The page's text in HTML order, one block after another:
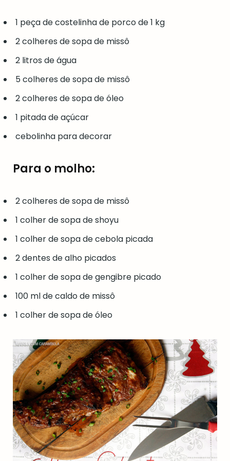
1 peça de costelinha de porco de 1 kg
2 colheres de sopa de missô
2 litros de água
5 colheres de sopa de missô
2 colheres de sopa de óleo
1 pitada de açúcar
cebolinha para decorar
Para o molho:
2 colheres de sopa de missô
1 colher de sopa de shoyu
1 colher de sopa de cebola picada
2 dentes de alho picados
1 colher de sopa de gengibre picado
100 ml de caldo de missô
1 colher de sopa de óleo